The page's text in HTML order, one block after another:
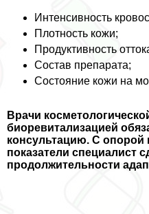
Интенсивность
Плотность кожи;
Продуктивность
Состав препарата;
Состояние кожи на
Врачи
биоревитализацией
консультацию. С
показатели специалист
продолжительности